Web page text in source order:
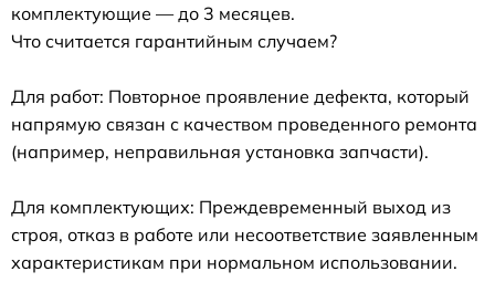
комплектующие — до 3 месяцев.
Что считается гарантийным случаем?
Для работ: Повторное проявление дефекта, который
напрямую связан с качеством проведенного ремонта
(например, неправильная установка запчасти).
Для комплектующих: Преждевременный выход из
строя, отказ в работе или несоответствие заявленным
характеристикам при нормальном использовании.